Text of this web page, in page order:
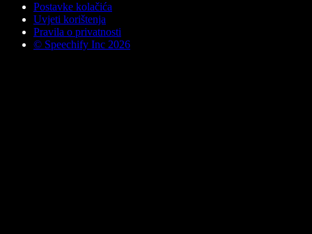
Postavke kolačića
Uvjeti korištenja
Pravila o privatnosti
© Speechify Inc 2026